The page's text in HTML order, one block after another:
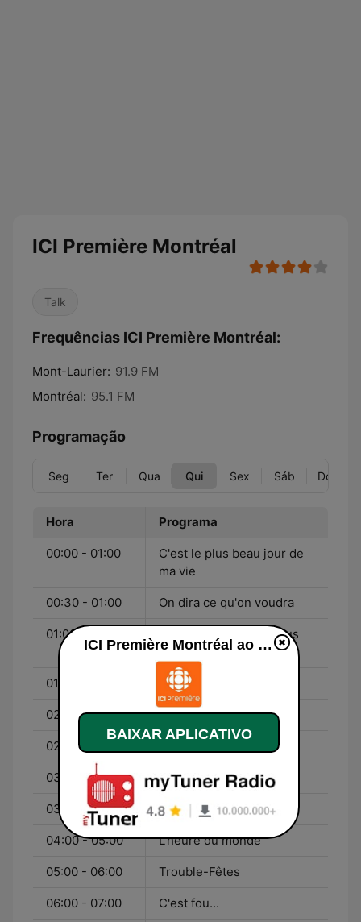
ICI Première Montréal
Talk
Frequências ICI Première Montréal:
Mont-Laurier: 91.9 FM
Montréal: 95.1 FM
Programação
Seg Ter Qua Qui Sex Sáb Dom
Hora Programa
00:00 - 01:00
C'est le plus beau jour de
ma vie
00:30 - 01:00 On dira ce qu'on voudra
01:00 - 02:58
Plus on est de fous, plus
on lit !
01:00 - 02:00 Aznavour... sur ma vie
02:00 - 03:00 Tricotées serrées
02:58 - 03:00 Capsule linguistique
03:00 - 04:00 Les grands entretiens
03:00 - 05:00 Médium large
04:00 - 05:00 L'heure du monde
05:00 - 06:00 Trouble-Fêtes
06:00 - 07:00 C'est fou...
ICI Première Montréal ao vivo
BAIXAR APLICATIVO